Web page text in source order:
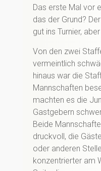
Das erste Mal vor
das der Grund?
gut ins Turnier,
Von den zwei
vermeintlich
hinaus war die
Mannschaften
machten es die
Gastgebern
Beide
druckvoll, die
oder anderen
konzentrierter am